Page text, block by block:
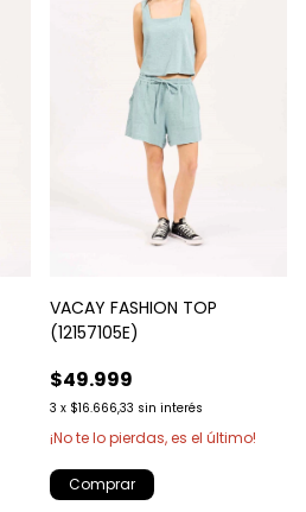
VACAY FASHION TOP
(12157105E)
$49.999
3 x $16.666,33 sin interés
¡No te lo pierdas, es el último!
Comprar